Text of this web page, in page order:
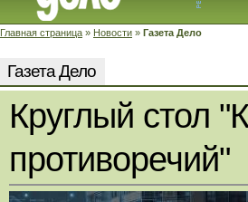
Главная страница » Новости » Газета Дело
Газета Дело
Круглый стол
противоречий"